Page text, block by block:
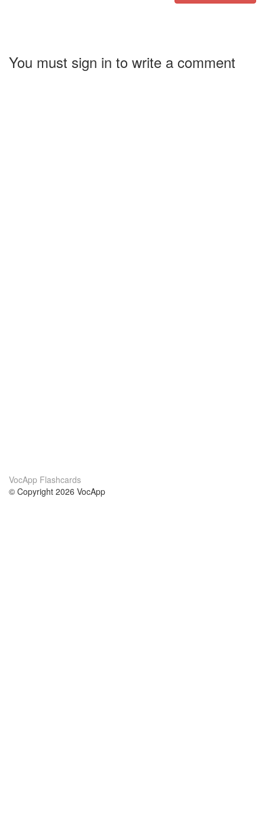
You must sign in to write a comment
VocApp Flashcards
© Copyright 2026 VocApp